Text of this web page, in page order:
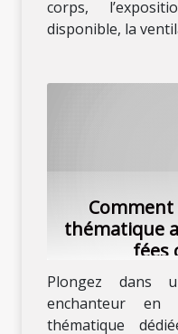
corps,
disponible, la
thématique
fées
Plongez dans
enchanteur en
thématique